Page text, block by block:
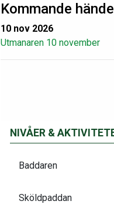
Kommande
10 nov 2026
Utmanaren 10 november
NIVÅER &
Baddaren
Sköldpaddan